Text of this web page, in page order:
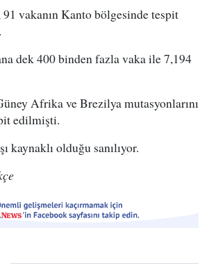
vakanın Kanto bölgesinde tespit
dek 400 binden fazla vaka ile 7,194
Afrika ve Brezilya mutasyonlarını
edilmişti.
kaynaklı olduğu sanılıyor.